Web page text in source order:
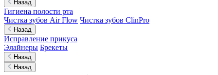
Назад
Гигиена полости рта
Чистка зубов Air Flow Чистка зубов ClinPro
Назад
Исправление прикуса
Элайнеры Брекеты
Назад
Назад